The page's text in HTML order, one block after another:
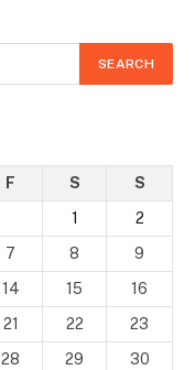
F S
S
1
2
7 8
9
14 15
16
21 22
23
28 29
30